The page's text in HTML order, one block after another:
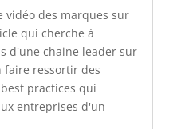
vidéo des marques sur
qui cherche à
d'une chaine leader sur
faire ressortir des
practices qui
entreprises d'un